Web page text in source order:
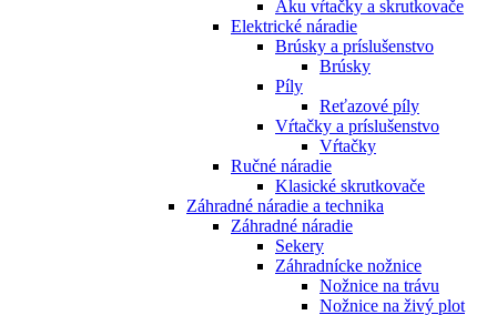
Aku vŕtačky a skrutkovače
Elektrické náradie
Brúsky a príslušenstvo
Brúsky
Píly
Reťazové píly
Vŕtačky a príslušenstvo
Vŕtačky
Ručné náradie
Klasické skrutkovače
Záhradné náradie a technika
Záhradné náradie
Sekery
Záhradnícke nožnice
Nožnice na trávu
Nožnice na živý plot